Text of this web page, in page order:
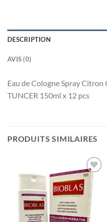
DESCRIPTION
AVIS (0)
Eau de Cologne Spray Citron
TUNCER 150ml x 12 pcs
PRODUITS SIMILAIRES
Ajouter
à la liste
de
souhaits